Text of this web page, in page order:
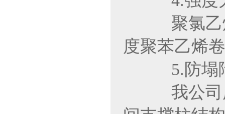
聚氯乙烯
度聚苯乙烯卷
5.防塌陷
我公司